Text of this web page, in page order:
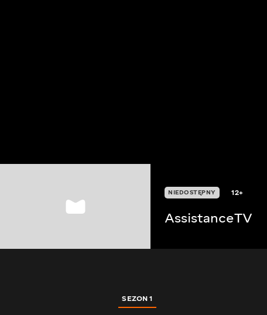
NIEDOSTĘPNY 12+
AssistanceTV
SEZON 1